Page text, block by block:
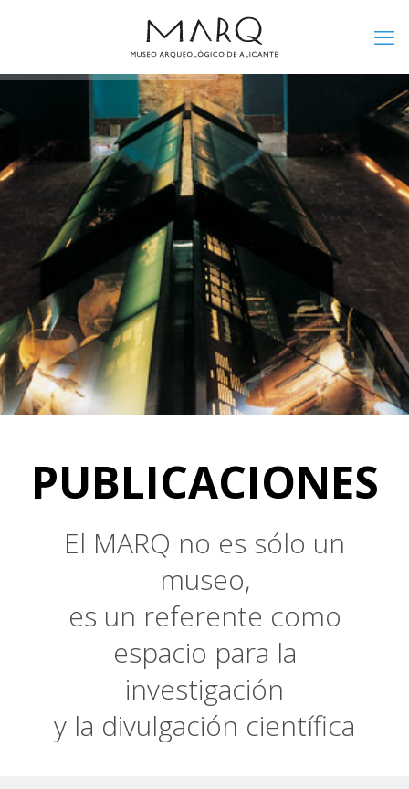
PUBLICACIONES
El MARQ no es sólo un
museo,
es un referente como
espacio para la
investigación
y la divulgación científica